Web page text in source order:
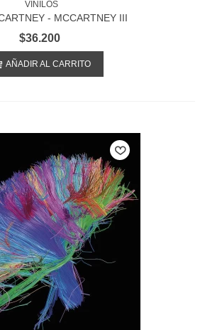
VINILOS
- MCCARTNEY III
$36.200
AÑADIR AL CARRITO